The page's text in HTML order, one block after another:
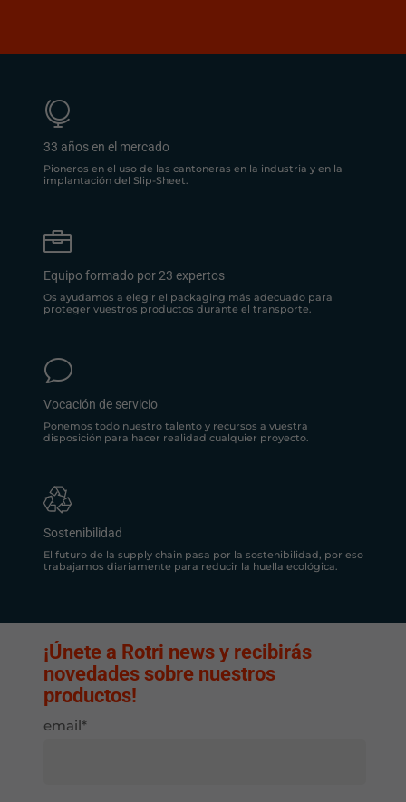

33 años en el mercado
Pioneros en el uso de las cantoneras en la industria y en la
implantación del Slip-Sheet.

Equipo formado por 23 expertos
Os ayudamos a elegir el packaging más adecuado para
proteger vuestros productos durante el transporte.
v
Vocación de servicio
Ponemos todo nuestro talento y recursos a vuestra
disposición para hacer realidad cualquier proyecto.
Sostenibilidad
El futuro de la supply chain pasa por la sostenibilidad, por eso
trabajamos diariamente para reducir la huella ecológica.
¡Únete a Rotri news y recibirás
novedades sobre nuestros
productos!
email*